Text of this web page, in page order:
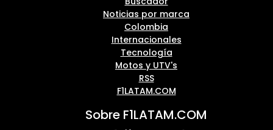
Noticias por marca
Colombia
Internacionales
Tecnología
Motos y UTV's
RSS
F1LATAM.COM
Sobre F1LATAM.COM